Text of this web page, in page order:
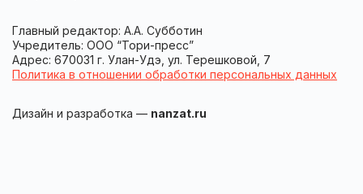
Главный редактор: А.А. Субботин
Учредитель: ООО “Тори-пресс”
Адрес: 670031 г. Улан-Удэ, ул. Терешковой, 7
Политика в отношении обработки персональных данных
Дизайн и разработка — nanzat.ru